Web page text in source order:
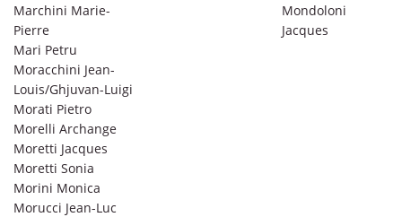
Marchini Marie-
Pierre
Mari Petru
Mondoloni
Jacques
Moracchini Jean-
Louis/Ghjuvan-Luigi
Morati Pietro
Morelli Archange
Moretti Jacques
Moretti Sonia
Morini Monica
Morucci Jean-Luc